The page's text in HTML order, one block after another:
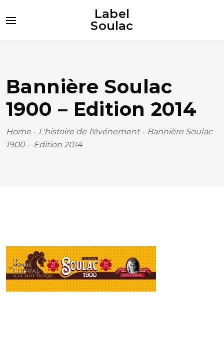
Label
Soulac
Bannière Soulac
1900 – Edition 2014
Home - L'histoire de l'événement - Bannière Soulac
1900 – Edition 2014